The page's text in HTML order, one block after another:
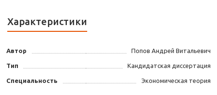
Характеристики
Автор Попов Андрей Витальевич
Тип Кандидатская диссертация
Специальность Экономическая теория